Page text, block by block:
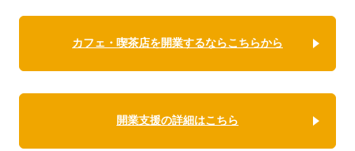
カフェ・喫茶店を開業するならこちらから
開業支援の詳細はこちら